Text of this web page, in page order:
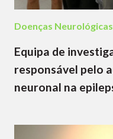
Doenças Neurológicas
Equipa de
responsável pelo
neuronal na